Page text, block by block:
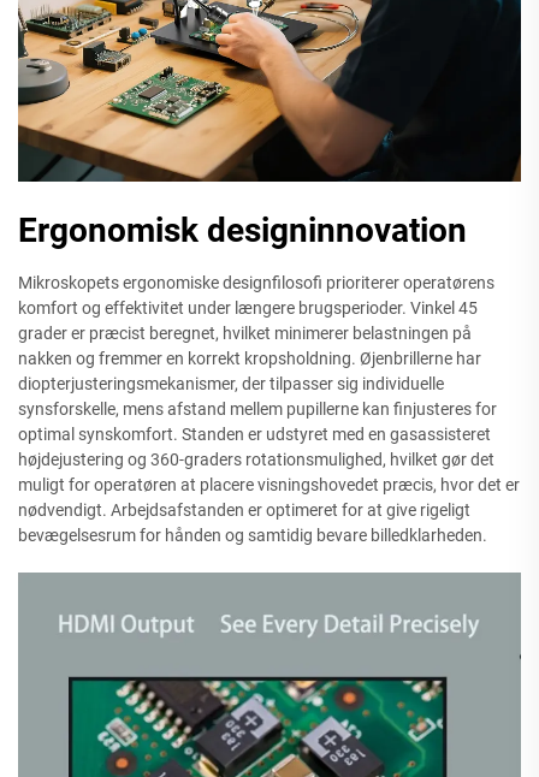
Ergonomisk designinnovation
Mikroskopets ergonomiske designfilosofi prioriterer operatørens
komfort og effektivitet under længere brugsperioder. Vinkel 45
grader er præcist beregnet, hvilket minimerer belastningen på
nakken og fremmer en korrekt kropsholdning. Øjenbrillerne har
diopterjusteringsmekanismer, der tilpasser sig individuelle
synsforskelle, mens afstand mellem pupillerne kan finjusteres for
optimal synskomfort. Standen er udstyret med en gasassisteret
højdejustering og 360-graders rotationsmulighed, hvilket gør det
muligt for operatøren at placere visningshovedet præcis, hvor det er
nødvendigt. Arbejdsafstanden er optimeret for at give rigeligt
bevægelsesrum for hånden og samtidig bevare billedklarheden.